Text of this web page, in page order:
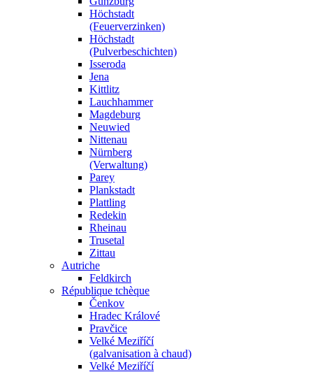
Höchstadt
(Feuerverzinken)
Höchstadt
(Pulverbeschichten)
Isseroda
Jena
Kittlitz
Lauchhammer
Magdeburg
Neuwied
Nittenau
Nürnberg
(Verwaltung)
Parey
Plankstadt
Plattling
Redekin
Rheinau
Trusetal
Zittau
Autriche
Feldkirch
République tchèque
Čenkov
Hradec Králové
Pravčice
Velké Meziříčí
(galvanisation à chaud)
Velké Meziříčí